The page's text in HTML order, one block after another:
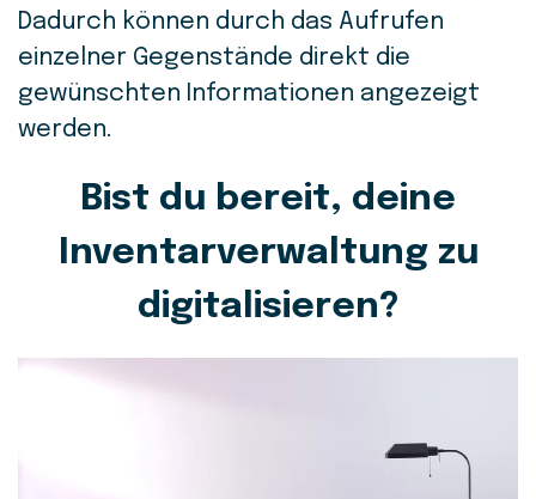
Dadurch können durch das Aufrufen
einzelner Gegenstände direkt die
gewünschten Informationen angezeigt
werden.
Bist du bereit, deine
Inventarverwaltung zu
digitalisieren?